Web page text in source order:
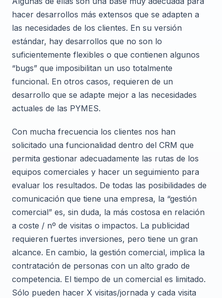
hacer desarrollos más extensos que se adapten a
las necesidades de los clientes. En su versión
estándar, hay desarrollos que no son lo
suficientemente flexibles o que contienen algunos
“bugs” que imposibilitan un uso totalmente
funcional. En otros casos, requieren de un
desarrollo que se adapte mejor a las necesidades
actuales de las PYMES.
Con mucha frecuencia los clientes nos han
solicitado una funcionalidad dentro del CRM que
permita gestionar adecuadamente las rutas de los
equipos comerciales y hacer un seguimiento para
evaluar los resultados. De todas las posibilidades de
comunicación que tiene una empresa, la “gestión
comercial” es, sin duda, la más costosa en relación
a coste / nº de visitas o impactos. La publicidad
requieren fuertes inversiones, pero tiene un gran
alcance. En cambio, la gestión comercial, implica la
contratación de personas con un alto grado de
competencia. El tiempo de un comercial es limitado.
Sólo pueden hacer X visitas/jornada y cada visita